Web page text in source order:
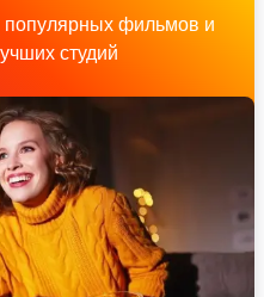
популярных фильмов и
студий